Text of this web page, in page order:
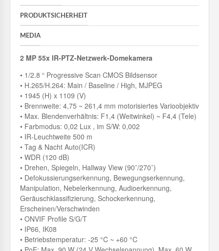
PRODUKTSICHERHEIT
MEDIA
2 MP 55x IR-PTZ-Netzwerk-Domekamera
• 1/2.8 “ Progressive Scan CMOS Bildsensor
• H.265/H.264: Main / Baseline / High, MJPEG
• 1945 (H) x 1109 (V)
• Brennweite: 4,75 ~ 261,4 mm motorisiertes Varioobjektiv
• Max. Blendenverhältnis: F1,4 (Weitwinkel) ~ F4,4 (Tele)
• Farbmodus: 0,02 Lux , im S/W: 0,002
• IR-Leuchtweite 500 m
• Tag & Nacht Auto(ICR)
• WDR (120 dB)
• Drehen, Spiegeln, Hallway View (90˚/270˚)
• Defokussierungserkennung, Bewegungserkennung,
Manipulation, Nebelerkennung, Audioerkennung,
Geräuschklassifizierung, Schockerkennung,
Erscheinen/Verschwinden
• ONVIF Profile S/G/T
• IP66, IK08
• Betriebstemperatur: -25 °C ~ +60 °C